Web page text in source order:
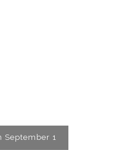
September 1